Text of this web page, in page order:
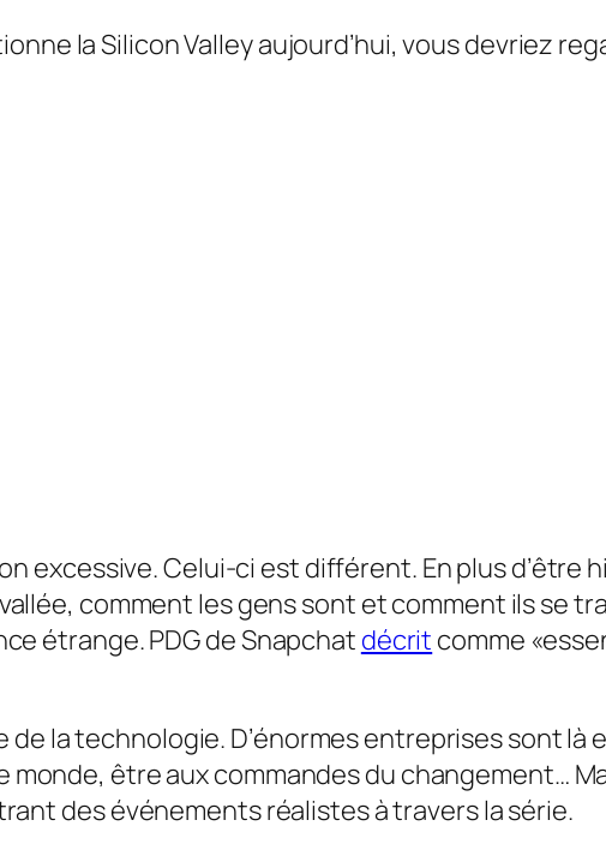
la Silicon Valley aujourd’hui, vous devriez
excessive. Celui-ci est différent. En plus d’être
comment les gens sont et comment ils se
étrange. PDG de Snapchat décrit comme
de la technologie. D’énormes entreprises sont là
monde, être aux commandes du changement…
des événements réalistes à travers la série.